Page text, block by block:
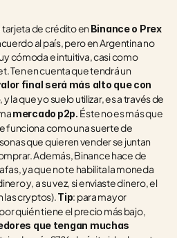
de crédito en Binance o Prex
al país, pero en Argentina no
cómoda e intuitiva, casi como
Ten en cuenta que tendrá un
final será más alto que con
y la que yo suelo utilizar, es a través de
mercado p2p. Éste no es más que
funciona como una suerte de
que quieren vender se juntan
Además, Binance hace de
ya que no te habilita la moneda
y, a su vez, si enviaste dinero, el
las cryptos). Tip: para mayor
que tengan muchas